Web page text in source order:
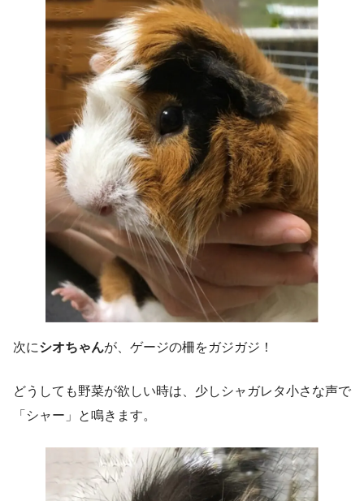
次にシオちゃんが、ゲージの柵をガジガジ！
どうしても野菜が欲しい時は、少しシャガレタ小さな声で
「シャー」と鳴きます。